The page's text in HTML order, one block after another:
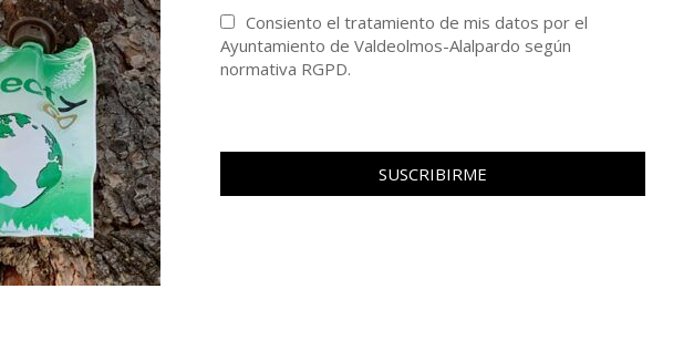
Consiento el tratamiento de mis datos por el
Ayuntamiento de Valdeolmos-Alalpardo según
normativa RGPD.